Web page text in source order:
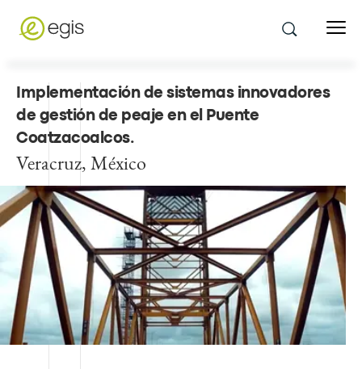
Implementación de sistemas innovadores
de gestión de peaje en el Puente
Coatzacoalcos.
Veracruz, México